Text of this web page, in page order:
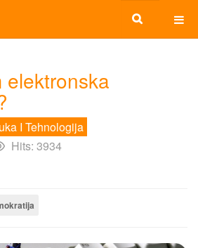
elektronska
I Tehnologija
Hits: 3934